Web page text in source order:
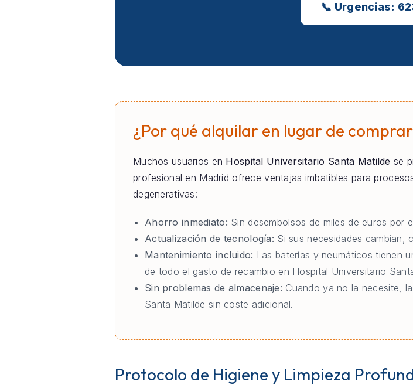
📞 Urgencias:
¿Por qué alquilar en lugar de
Muchos usuarios en Hospital Universitario Santa Matilde se
profesional en Madrid ofrece ventajas imbatibles para
degenerativas:
Ahorro inmediato: Sin desembolsos de miles de euros por
Actualización de tecnología: Si sus necesidades cambian,
Mantenimiento incluido: Las baterías y neumáticos tienen
de todo el gasto de recambio en Hospital Universitario
Sin problemas de almacenaje: Cuando ya no la necesite,
Santa Matilde sin coste adicional.
Protocolo de Higiene y Limpieza